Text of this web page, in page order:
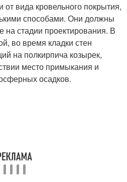
от вида кровельного покрытия,
способами. Они должны
стадии проектирования. В
во время кладки стен
на полкирпича козырек,
место примыкания и
осадков.